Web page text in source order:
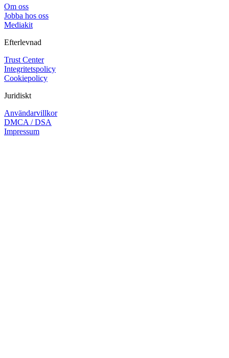
Om oss
Jobba hos oss
Mediakit
Efterlevnad
Trust Center
Integritetspolicy
Cookiepolicy
Juridiskt
Användarvillkor
DMCA / DSA
Impressum